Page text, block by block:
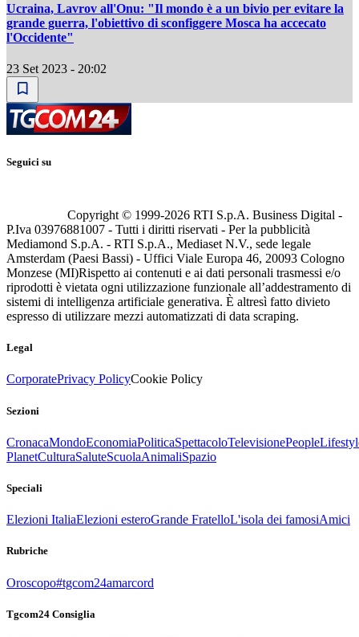
Ucraina, Lavrov all'Onu: "Il mondo è a un bivio per evitare la
grande guerra, l'obiettivo di sconfiggere Mosca ha accecato
l'Occidente"
23 Set 2023 - 20:02
Seguici su
Copyright © 1999-2026 RTI S.p.A. Business Digital -
P.Iva 03976881007 - Tutti i diritti riservati - Per la pubblicità
Mediamond S.p.A. - RTI S.p.A., Mediaset N.V., sede legale
Amsterdam (Paesi Bassi) - Uffici Viale Europa 46, 20093 Cologno
Monzese (MI)Rispetto ai contenuti e ai dati personali trasmessi e/o
riprodotti è vietata ogni utilizzazione funzionale all’addestramento di
sistemi di intelligenza artificiale generativa. È altresì fatto divieto
espresso di utilizzare mezzi automatizzati di data scraping.
Legal
CorporatePrivacy PolicyCookie Policy
Sezioni
CronacaMondoEconomiaPoliticaSpettacoloTelevisionePeople
PlanetCulturaSaluteScuolaAnimaliSpazio
Speciali
Elezioni ItaliaElezioni esteroGrande FratelloL'isola dei famosiAmici
Rubriche
Oroscopo#tgcom24amarcord
Tgcom24 Consiglia